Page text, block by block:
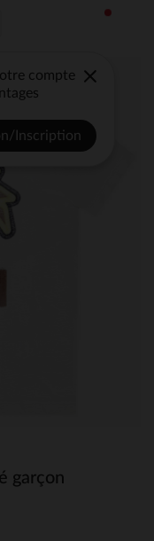
compte
Inscription
garçon